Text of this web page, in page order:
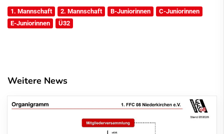
1. Mannschaft 2. Mannschaft B-Juniorinnen
C-Juniorinnen
E-Juniorinnen
Ü32
Weitere News